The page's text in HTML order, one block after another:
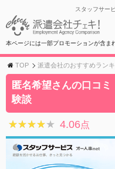
スタッフサー
本ページには一部プロモーションが含ま
TOP 派遣会社のおすすめラン
匿名希望さんの口コ
験談
★★★★★
★★★★★ 4.06点